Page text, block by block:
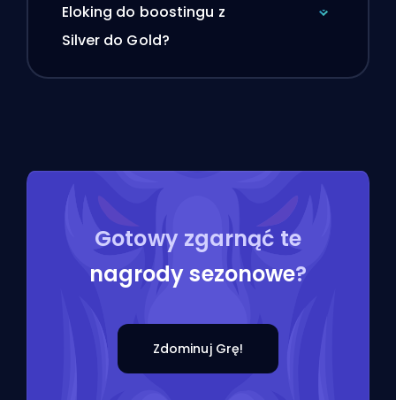
Eloking do boostingu z
Silver do Gold?
Gotowy zgarnąć te
nagrody sezonowe?
Zdominuj Grę!